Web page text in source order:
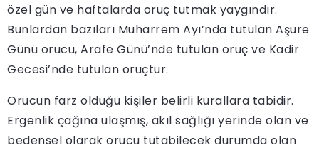
özel gün ve haftalarda oruç tutmak yaygındır.
Bunlardan bazıları Muharrem Ayı’nda tutulan Aşure
Günü orucu, Arafe Günü’nde tutulan oruç ve Kadir
Gecesi’nde tutulan oruçtur.
Orucun farz olduğu kişiler belirli kurallara tabidir.
Ergenlik çağına ulaşmış, akıl sağlığı yerinde olan ve
bedensel olarak orucu tutabilecek durumda olan